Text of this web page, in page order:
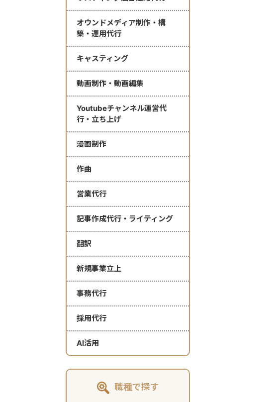
オウンドメディア制作・構
築・運用代行
キャスティング
動画制作・動画編集
Youtubeチャンネル運営代
行・立ち上げ
漫画制作
作曲
営業代行
記事作成代行・ライティング
翻訳
新規事業立上
事務代行
採用代行
AI活用
職種で探す